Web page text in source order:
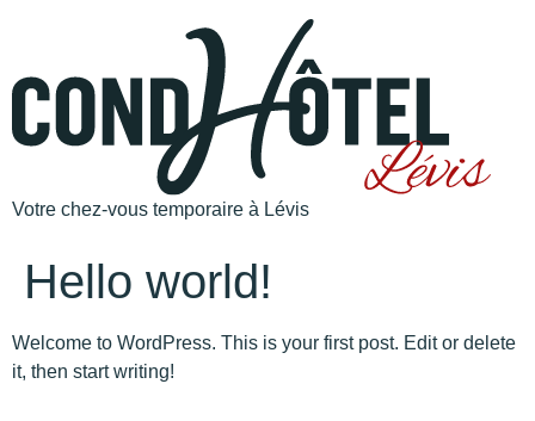
Votre chez-vous temporaire à Lévis
Hello world!
Welcome to WordPress. This is your first post. Edit or delete
it, then start writing!